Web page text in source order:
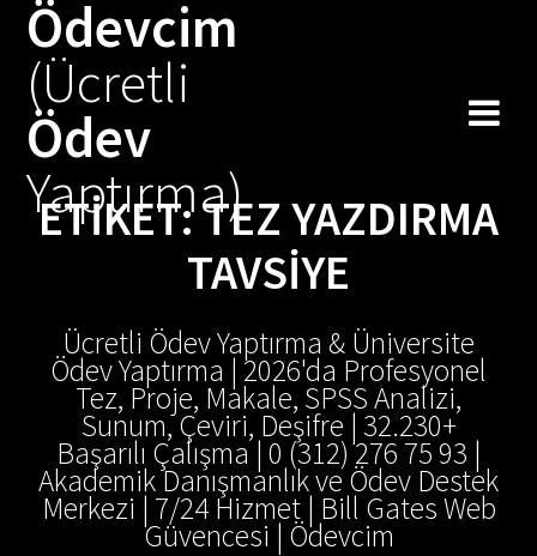
Ödevcim
(Ücretli
Ödev
Yaptırma)
ETIKET:TEZ YAZDIRMA
TAVSIYE
Ücretli Ödev Yaptırma & Üniversite
Ödev Yaptırma | 2026'da Profesyonel
Tez, Proje, Makale, SPSS Analizi,
Sunum, Çeviri, Deşifre | 32.230+
Başarılı Çalışma | 0 (312) 276 75 93 |
Akademik Danışmanlık ve Ödev Destek
Merkezi | 7/24 Hizmet | Bill Gates Web
Güvencesi | Ödevcim